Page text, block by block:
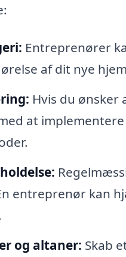
Entreprenører
af dit nye
Hvis du
at
entreprenør kan
og altaner: Skab